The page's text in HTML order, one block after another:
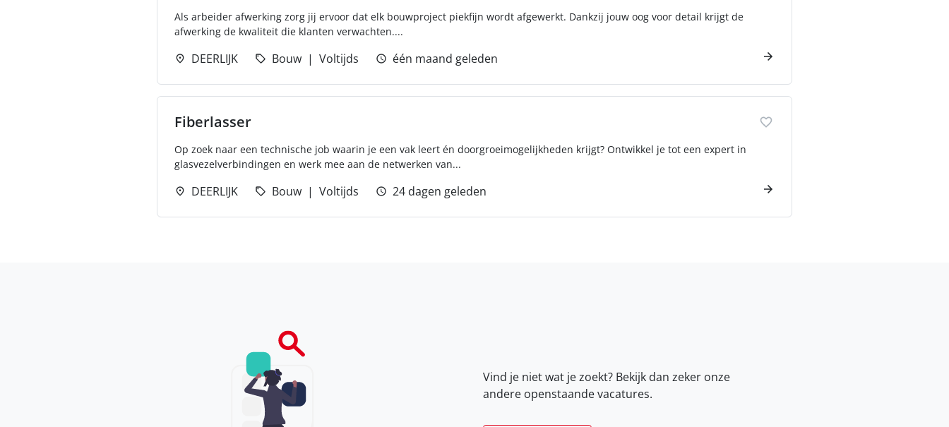
Als arbeider afwerking zorg jij ervoor dat elk bouwproject piekfijn wordt afgewerkt. Dankzij jouw oog voor detail krijgt de
afwerking de kwaliteit die klanten verwachten....
DEERLIJK Bouw Voltijds één maand geleden
Fiberlasser
Op zoek naar een technische job waarin je een vak leert én doorgroeimogelijkheden krijgt? Ontwikkel je tot een expert in
glasvezelverbindingen en werk mee aan de netwerken van...
DEERLIJK Bouw Voltijds 24 dagen geleden
Vind je niet wat je zoekt? Bekijk dan zeker onze
andere openstaande vacatures.